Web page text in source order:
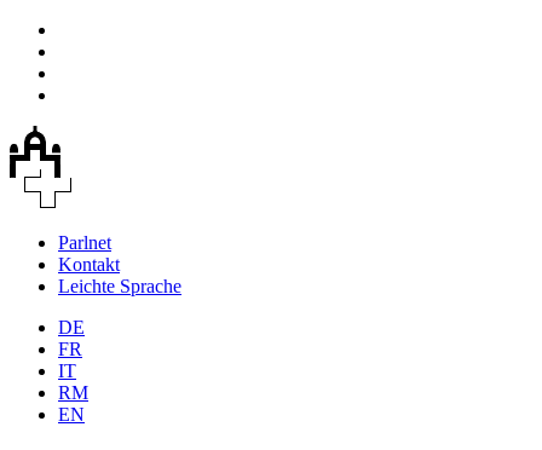
Parlnet
Kontakt
Leichte Sprache
DE
FR
IT
RM
EN